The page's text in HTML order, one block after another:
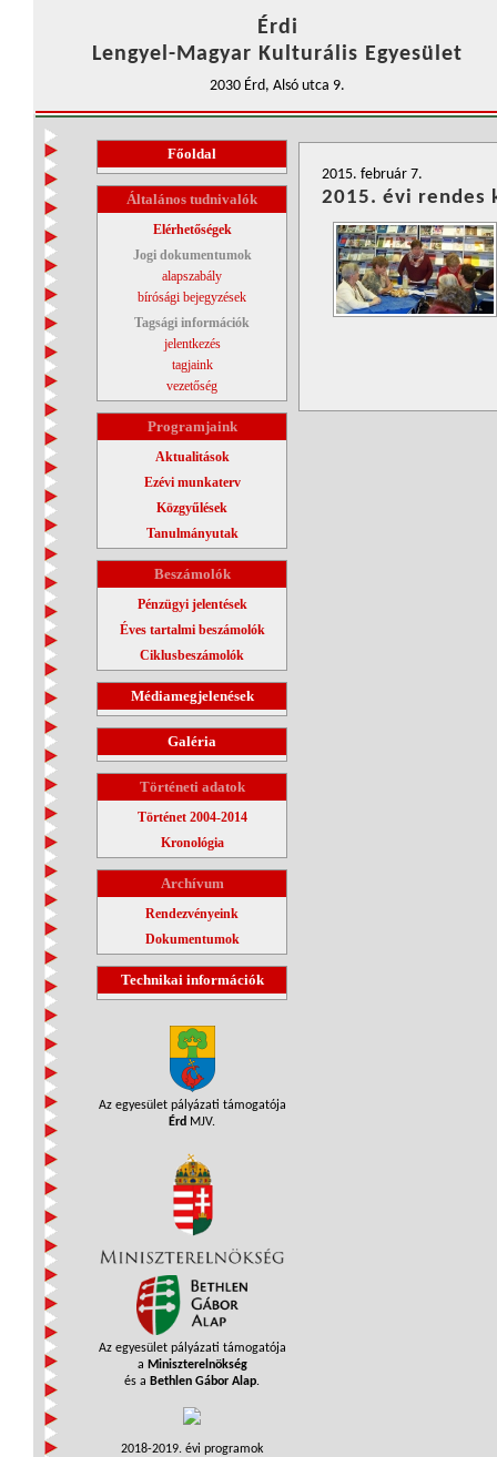
Érdi
Lengyel-Magyar Kulturális Egyesület
2030 Érd, Alsó utca 9.
Főoldal
Általános tudnivalók
Elérhetőségek
Jogi dokumentumok
alapszabály
bírósági bejegyzések
Tagsági információk
jelentkezés
tagjaink
vezetőség
Programjaink
Aktualitások
Ezévi munkaterv
Közgyűlések
Tanulmányutak
Beszámolók
Pénzügyi jelentések
Éves tartalmi beszámolók
Ciklusbeszámolók
Médiamegjelenések
Galéria
Történeti adatok
Történet 2004-2014
Kronológia
Archívum
Rendezvényeink
Dokumentumok
Technikai információk
Az egyesület pályázati támogatója
Érd MJV.
Az egyesület pályázati támogatója
a Miniszterelnökség
és a Bethlen Gábor Alap.
2018-2019. évi programok
2015. február 7.
2015. évi rendes